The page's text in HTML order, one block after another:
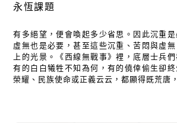
永恆課題
有多絕望，便會喚起多少省思。因此沉重是
虛無也是必要，甚至這些沉重、苦悶與虛
上的光景。《西線無戰事》裡，底層士兵
有的白白犧牲不知為何，有的僥倖偷生卻
榮耀、民族使命或正義云云，都顯得既荒唐